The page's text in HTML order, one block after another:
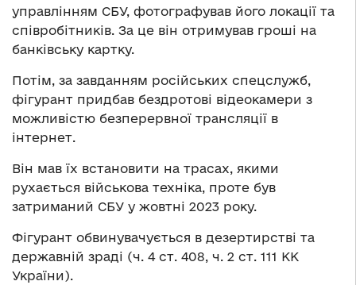
управлінням СБУ, фотографував його локації та
співробітників. За це він отримував гроші на
банківську картку.
Потім, за завданням російських спецслужб,
фігурант придбав бездротові відеокамери з
можливістю безперервної трансляції в
інтернет.
Він мав їх встановити на трасах, якими
рухається військова техніка, проте був
затриманий СБУ у жовтні 2023 року.
Фігурант обвинувачується в дезертирстві та
державній зраді (ч. 4 ст. 408, ч. 2 ст. 111 КК
України).